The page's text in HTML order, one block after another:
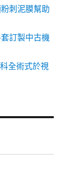
刺泥膜幫助
訂製中古機
全術式於視